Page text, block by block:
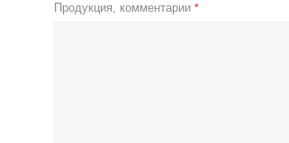
Продукция, комментарии *